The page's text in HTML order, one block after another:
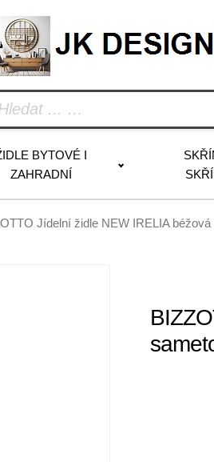
BYTOVÉ I
ZAHRADNÍ
Jídelní židle NEW IRELIA